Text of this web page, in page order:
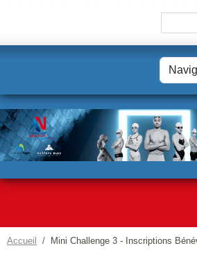
Accueil Mini Challenge 3 - Inscriptions